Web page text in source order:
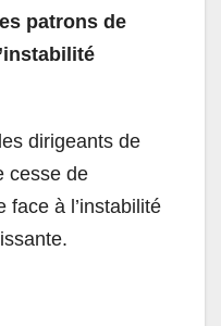
patrons de
dirigeants de
cesse de
face à l’instabilité